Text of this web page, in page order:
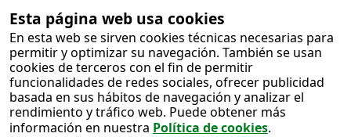
Esta página web usa cookies
En esta web se sirven cookies técnicas necesarias para
permitir y optimizar su navegación. También se usan
cookies de terceros con el fin de permitir
funcionalidades de redes sociales, ofrecer publicidad
basada en sus hábitos de navegación y analizar el
rendimiento y tráfico web. Puede obtener más
información en nuestra Política de cookies.